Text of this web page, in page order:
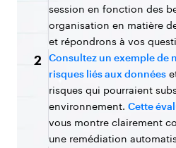
session en fonction des
organisation en matière
et répondrons à vos
2
Consultez un exemple de
risques liés aux données
risques qui pourraient
environnement. Cette
vous montre clairement
une remédiation